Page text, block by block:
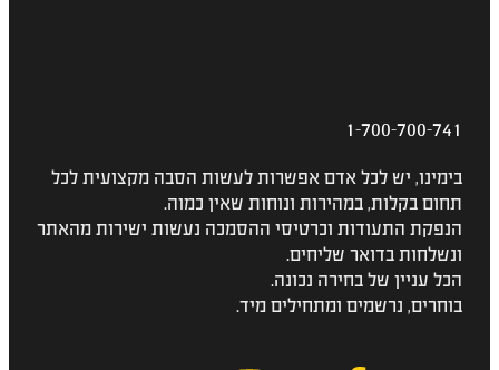
1-700-700-741
בימינו, יש לכל אדם אפשרות לעשות הסבה מקצועית לכל
תחום בקלות, במהירות ונוחות שאין כמוה.
הנפקת התעודות וכרטיסי ההסמכה נעשות ישירות מהאתר
ונשלחות בדואר שליחים.
הכל עניין של בחירה נכונה.
בוחרים, נרשמים ומתחילים מיד.